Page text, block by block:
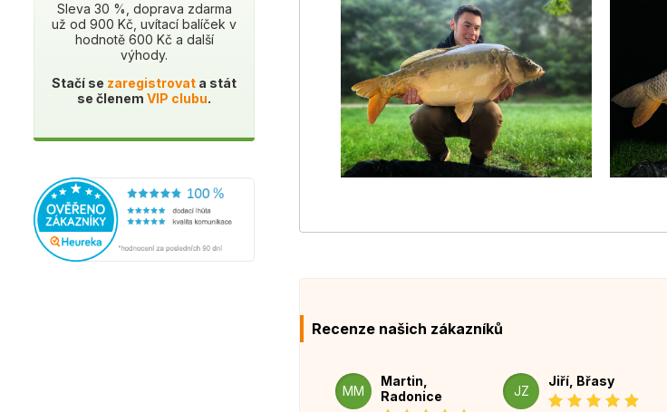
Sleva 30 %, doprava zdarma
už od 900 Kč, uvítací balíček v
hodnotě 600 Kč a další
výhody.
Stačí se zaregistrovat a stát
se členem VIP clubu.
Recenze našich zákazníků
MM
Martin,
Radonice
JZ
Jiří, Břasy